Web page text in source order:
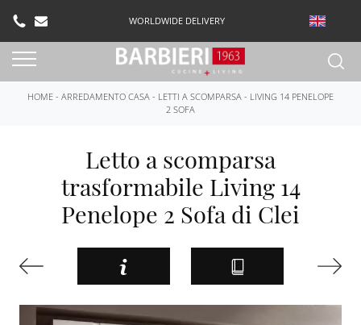
WORLDWIDE DELIVERY
HOME - ARREDAMENTO CASA - LETTI A SCOMPARSA - LIVING 14 PENELOPE
2 SOFA
Letto a scomparsa
trasformabile Living 14
Penelope 2 Sofa di Clei